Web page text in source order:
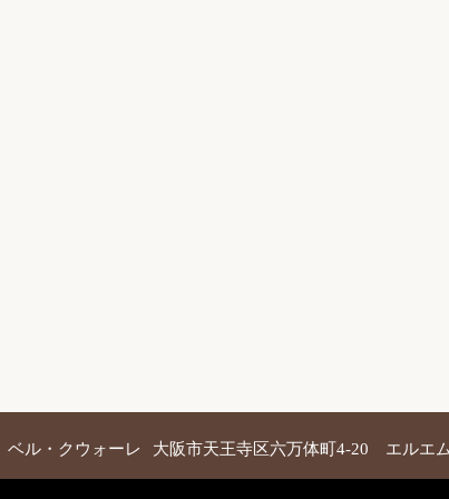
ル・クウォーレ 大阪市天王寺区六万体町4-20 エルエ